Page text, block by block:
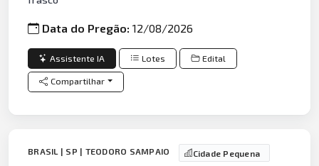
Data do Pregão:12/08/2026
Assistente IA Lotes Edital
Compartilhar
BRASIL | SP | TEODORO SAMPAIO Cidade Pequena